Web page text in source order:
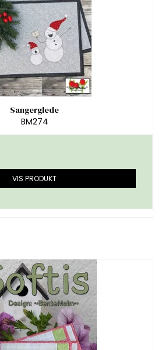
Sangerglede
BM274
VIS PRODUKT